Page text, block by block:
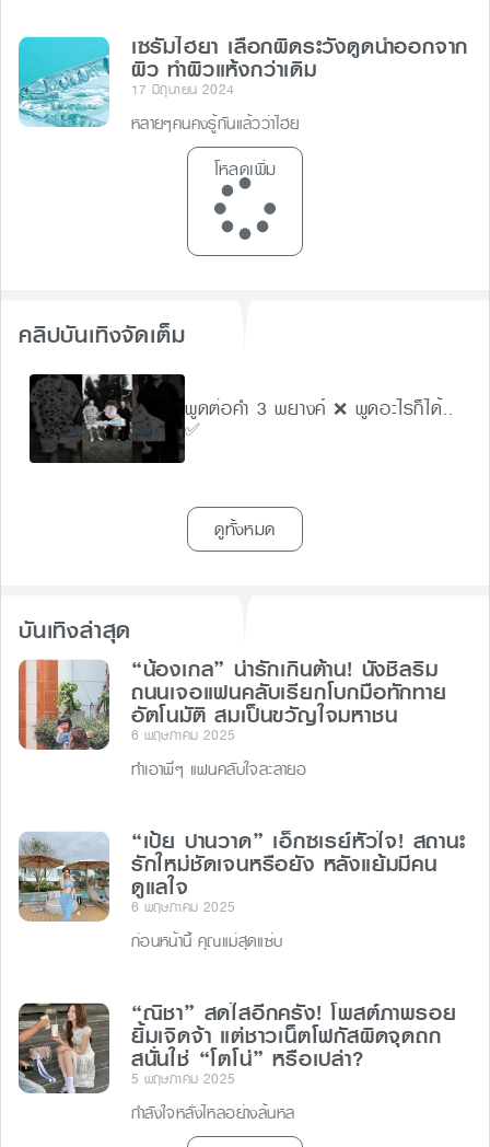
เซรั่มไฮยา เลือกผิดระวังดูดน้ำออกจาก
ผิว ทำผิวแห้งกว่าเดิม
17 มิถุนายน 2024
หลายๆคนคงรู้กันแล้วว่าไฮย
โหลดเพิ่ม
คลิปบันเทิงจัดเต็ม
พูดต่อคำ 3 พยางค์ ❌ พูดอะไรก็ได้..
✅
ดูทั้งหมด
บันเทิงล่าสุด
“น้องเกล” น่ารักเกินต้าน! นั่งชิลริม
ถนนเจอแฟนคลับเรียกโบกมือทักทาย
อัตโนมัติ สมเป็นขวัญใจมหาชน
6 พฤษภาคม 2025
ทำเอาพี่ๆ แฟนคลับใจละลายอ
“เป้ย ปานวาด” เอ็กซเรย์หัวใจ! สถานะ
รักใหม่ชัดเจนหรือยัง หลังแย้มมีคน
ดูแลใจ
6 พฤษภาคม 2025
ก่อนหน้านี้ คุณแม่สุดแซ่บ
“ณิชา” สดใสอีกครั้ง! โพสต์ภาพรอย
ยิ้มเจิดจ้า แต่ชาวเน็ตโฟกัสผิดจุดถก
สนั่นใช่ “โตโน่” หรือเปล่า?
5 พฤษภาคม 2025
กำลังใจหลั่งไหลอย่างล้นหล